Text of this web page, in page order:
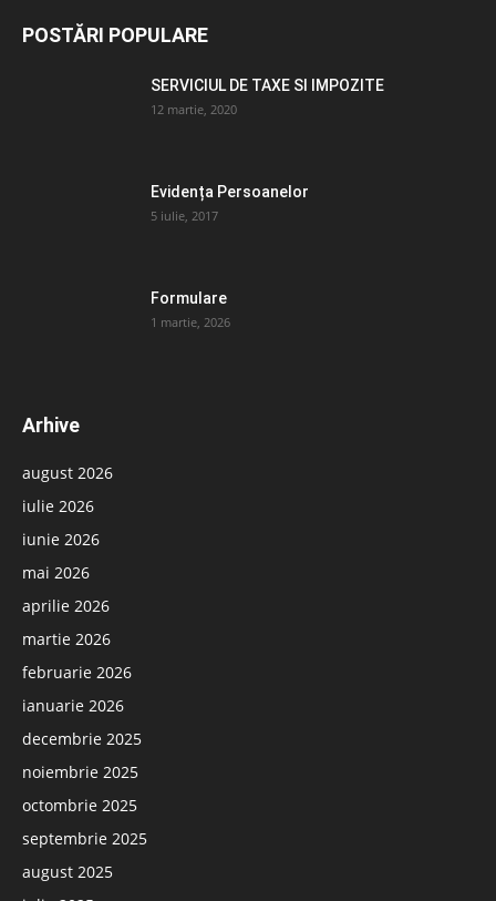
POSTĂRI POPULARE
SERVICIUL DE TAXE SI IMPOZITE
12 martie, 2020
Evidența Persoanelor
5 iulie, 2017
Formulare
1 martie, 2026
Arhive
august 2026
iulie 2026
iunie 2026
mai 2026
aprilie 2026
martie 2026
februarie 2026
ianuarie 2026
decembrie 2025
noiembrie 2025
octombrie 2025
septembrie 2025
august 2025